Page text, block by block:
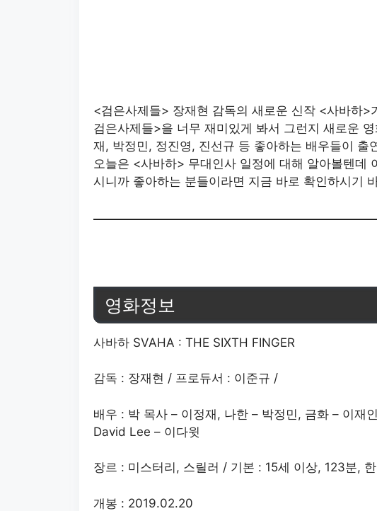
<검은사제들> 장재현 감독의 새로운 신작 <사바하
검은사제들>을 너무 재미있게 봐서 그런지 새로운
재, 박정민, 정진영, 진선규 등 좋아하는 배우들이 출
오늘은 <사바하> 무대인사 일정에 대해 알아볼텐데
시니까 좋아하는 분들이라면 지금 바로 확인하시기
영화정보
사바하 SVAHA : THE SIXTH FINGER
감독 : 장재현 / 프로듀서 : 이준규 /
배우 : 박 목사 – 이정재, 나한 – 박정민, 금화 – 이재
David Lee – 이다윗
장르 : 미스터리, 스릴러 / 기본 : 15세 이상, 123분,
개봉 : 2019.02.20